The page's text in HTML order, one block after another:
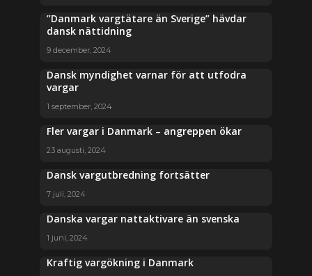
”Danmark vargtätare än Sverige” hävdar
dansk nättidning
9 december, 2024
Dansk myndighet varnar för att utfodra
vargar
1 september, 2024
Fler vargar i Danmark – angreppen ökar
23 augusti, 2024
Dansk vargutbredning fortsätter
7 juli, 2024
Danska vargar nattaktivare än svenska
1 juni, 2024
Kraftig vargökning i Danmark